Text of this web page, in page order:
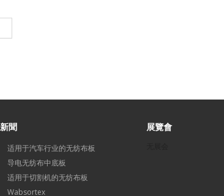
新聞
适用于汽车行业的无纺布板
导电无纺布中底板
适用于切割机的无纺布板
Wabsortex
展覽會